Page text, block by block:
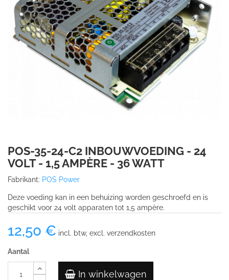
POS-35-24-C2 INBOUWVOEDING - 24
VOLT - 1,5 AMPÈRE - 36 WATT
Fabrikant: POS Power
Deze voeding kan in een behuizing worden geschroefd en is
geschikt voor 24 volt apparaten tot 1,5 ampère.
12,50 € incl. btw, excl. verzendkosten
Aantal
In winkelwagen